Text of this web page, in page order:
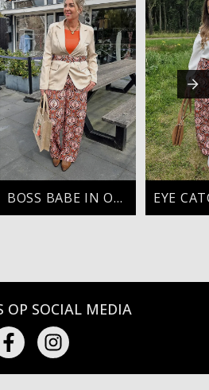
BOSS BABE IN ORANGE
OP SOCIAL MEDIA